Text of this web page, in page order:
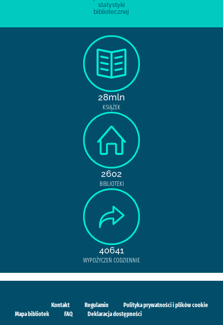
statystyki
bibliotecznej
28mln
KSIĄŻEK
2602
BIBLIOTEKI
40641
WYPOŻYCZEŃ CODZIENNIE
Kontakt Regulamin
Polityka prywatności i plików cookie
Mapa bibliotek
FAQ Deklaracja dostępności